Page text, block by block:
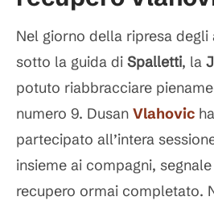
Nel giorno della ripresa degli
sotto la guida di Spalletti, la
potuto riabbracciare
numero 9. Dusan Vlahovic
partecipato all’intera
insieme ai compagni,
recupero ormai completato.